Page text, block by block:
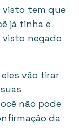
visto tem que
já tinha e
negado
eles vão tirar
não pode
da